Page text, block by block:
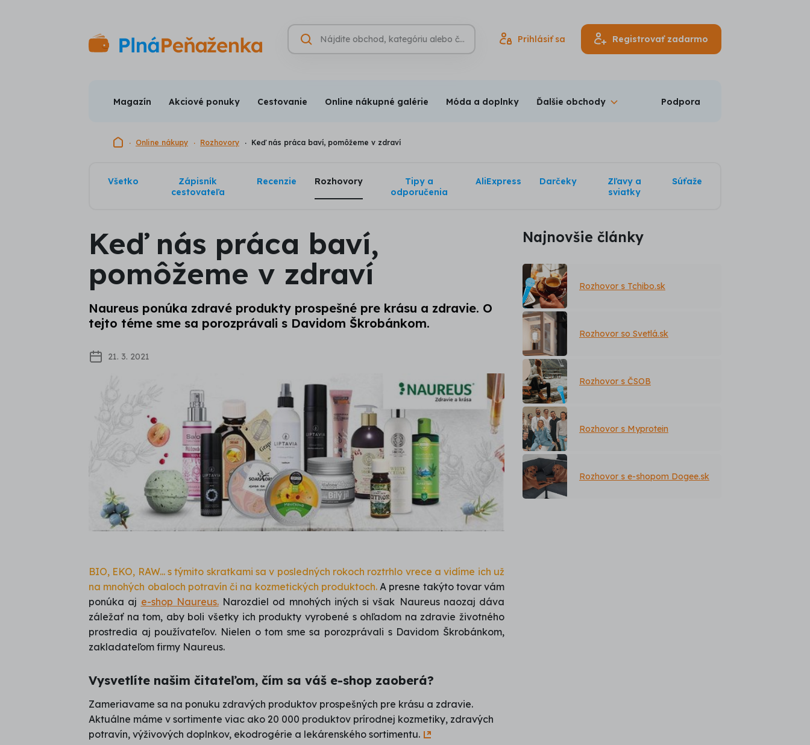
Vyhľadávanie
Hľadať Prihlásiť sa Registrovať zadarmo
Magazín Akciové ponuky Cestovanie Online nákupné galérie Móda a doplnky Ďalšie obchody Podpora
Domovská stránka
Online nákupy Rozhovory Keď nás práca baví, pomôžeme v zdraví
Všetko
Zápisník
cestovateľa
Recenzie Rozhovory
Tipy a
odporučenia
AliExpress Darčeky
Zľavy a
sviatky
Súťaže
Keď nás práca baví,
pomôžeme v zdraví
Naureus ponúka zdravé produkty prospešné pre krásu a zdravie. O
tejto téme sme sa porozprávali s Davidom Škrobánkom.
21. 3. 2021
BIO, EKO, RAW... s týmito skratkami sa v posledných rokoch roztrhlo vrece a vidíme ich už
na mnohých obaloch potravín či na kozmetických produktoch.A presne takýto tovar vám
ponúka aj e-shop Naureus.Narozdiel od mnohých iných si však Naureus naozaj dáva
záležať na tom, aby boli všetky ich produkty vyrobené s ohľadom na zdravie životného
prostredia aj používateľov. Nielen o tom sme sa porozprávali s Davidom Škrobánkom,
zakladateľom firmy Naureus.
Vysvetlíte našim čitateľom, čím sa váš e-shop zaoberá?
Zameriavame sa na ponuku zdravých produktov prospešných pre krásu a zdravie.
Aktuálne máme v sortimente viac ako 20 000 produktov prírodnej kozmetiky, zdravých
potravín, výživových doplnkov, ekodrogérie a lekárenského sortimentu.
Najnovšie články
Rozhovor s Tchibo.sk
Rozhovor so Svetlá.sk
Rozhovor s ČSOB
Rozhovor s Myprotein
Rozhovor s e-shopom Dogee.sk